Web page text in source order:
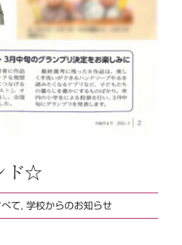
ド☆
て 学校からのお知らせ